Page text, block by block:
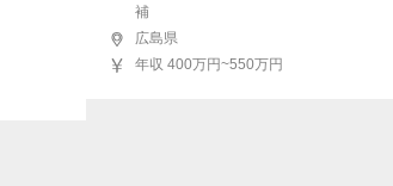
補
広島県
年収 400万円~550万円